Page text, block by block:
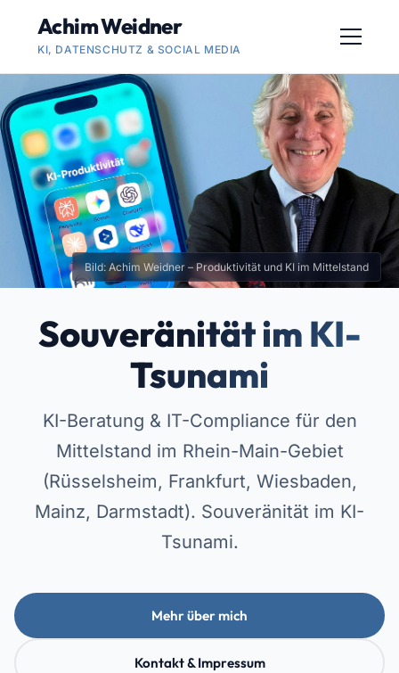
Achim Weidner
KI, DATENSCHUTZ & SOCIAL MEDIA
Souveränität im KI-
Tsunami
KI-Beratung & IT-Compliance für den
Mittelstand im Rhein-Main-Gebiet
(Rüsselsheim, Frankfurt, Wiesbaden,
Mainz, Darmstadt). Souveränität im KI-
Tsunami.
Mehr über mich
Kontakt & Impressum
Bild: Achim Weidner – Produktivität und KI im Mittelstand